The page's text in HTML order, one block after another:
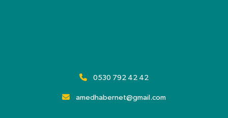
0530 792 42 42
amedhabernet@gmail.com